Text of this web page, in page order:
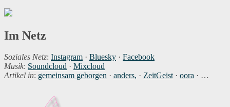
Im Netz
Soziales Netz: Instagram · Bluesky · Facebook
Musik: Soundcloud · Mixcloud
Artikel in: gemeinsam geborgen · anders, · ZeitGeist· oora · …